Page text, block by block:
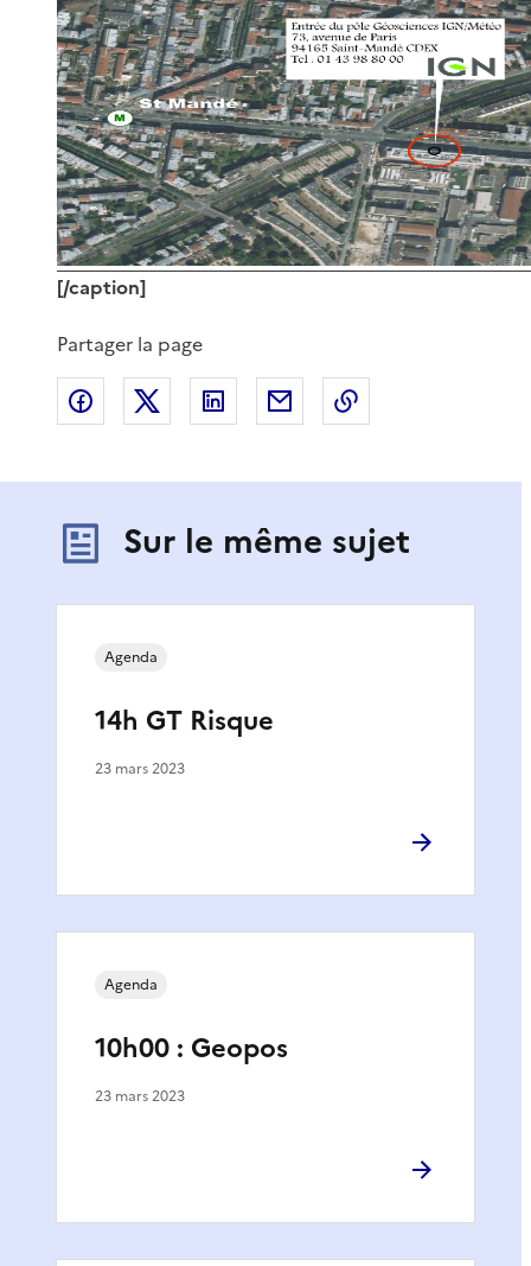
[/caption]
Partager la page
Partager sur Facebook
Partager sur XPartager sur LinkedIn
Partager par email
Sur le même sujet
14h GT Risque
Agenda
23 mars 2023
10h00 : Geopos
Agenda
23 mars 2023